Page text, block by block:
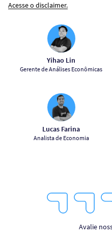
Acesse o disclaimer.
Yihao Lin
Gerente de Análises Econômicas
Lucas Farina
Analista de Economia
Stars
Avalie